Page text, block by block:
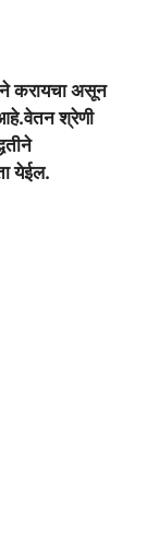
करायचा असून
श्रेणी
येईल.